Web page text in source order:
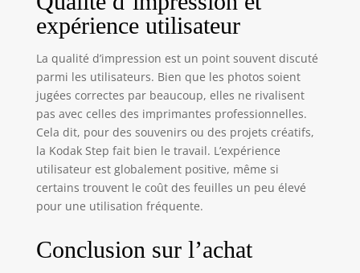
expérience utilisateur
La qualité d’impression est un point souvent discuté
parmi les utilisateurs. Bien que les photos soient
jugées correctes par beaucoup, elles ne rivalisent
pas avec celles des imprimantes professionnelles.
Cela dit, pour des souvenirs ou des projets créatifs,
la Kodak Step fait bien le travail. L’expérience
utilisateur est globalement positive, même si
certains trouvent le coût des feuilles un peu élevé
pour une utilisation fréquente.
Conclusion sur l’achat